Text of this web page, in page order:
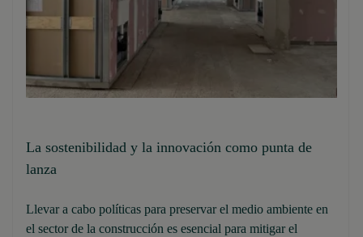
La sostenibilidad y la innovación como punta de
lanza
Llevar a cabo políticas para preservar el medio ambiente en
el sector de la construcción es esencial para mitigar el